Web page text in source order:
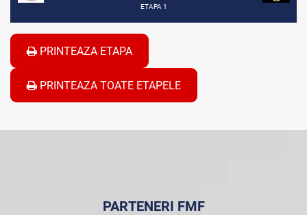
ETAPA 1
PRINTEAZA ETAPA
PRINTEAZA TOATE ETAPELE
PARTENERI FMF